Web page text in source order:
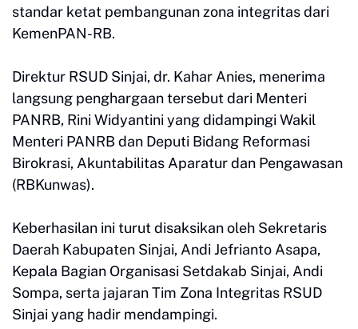
standar ketat pembangunan zona integritas dari
KemenPAN-RB.
Direktur RSUD Sinjai, dr. Kahar Anies, menerima
langsung penghargaan tersebut dari Menteri
PANRB, Rini Widyantini yang didampingi Wakil
Menteri PANRB dan Deputi Bidang Reformasi
Birokrasi, Akuntabilitas Aparatur dan Pengawasan
(RBKunwas).
Keberhasilan ini turut disaksikan oleh Sekretaris
Daerah Kabupaten Sinjai, Andi Jefrianto Asapa,
Kepala Bagian Organisasi Setdakab Sinjai, Andi
Sompa, serta jajaran Tim Zona Integritas RSUD
Sinjai yang hadir mendampingi.